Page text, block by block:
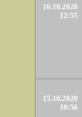
16.10.2020
12:55
15.10.2020
10:56